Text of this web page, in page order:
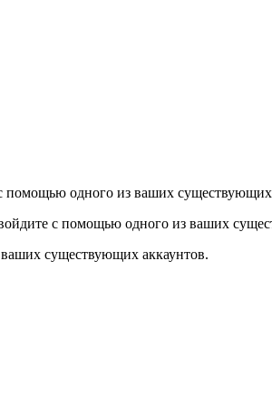
помощью одного из ваших существующих
с помощью одного из ваших
существующих аккаунтов.